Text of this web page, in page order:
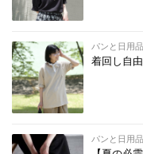
パンと日用
着回し自
パンと日用